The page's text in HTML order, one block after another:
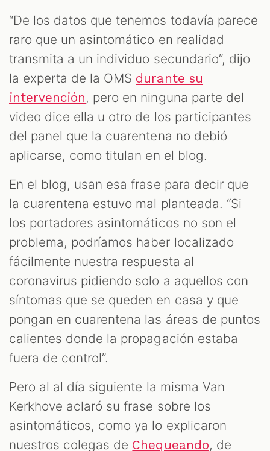
“De los datos que tenemos todavía parece
raro que un asintomático en realidad
transmita a un individuo secundario”, dijo
la experta de la OMS durante su
intervención, pero en ninguna parte del
video dice ella u otro de los participantes
del panel que la cuarentena no debió
aplicarse, como titulan en el blog.
En el blog, usan esa frase para decir que
la cuarentena estuvo mal planteada. “Si
los portadores asintomáticos no son el
problema, podríamos haber localizado
fácilmente nuestra respuesta al
coronavirus pidiendo solo a aquellos con
síntomas que se queden en casa y que
pongan en cuarentena las áreas de puntos
calientes donde la propagación estaba
fuera de control”.
Pero al al día siguiente la misma Van
Kerkhove aclaró su frase sobre los
asintomáticos, como ya lo explicaron
nuestros colegas de Chequeando, de